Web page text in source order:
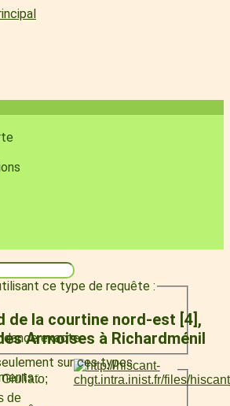
ce type de requête :
exacte
sur ces types
:
de la courtine nord-est [4],
Armoises à Richardménil
de